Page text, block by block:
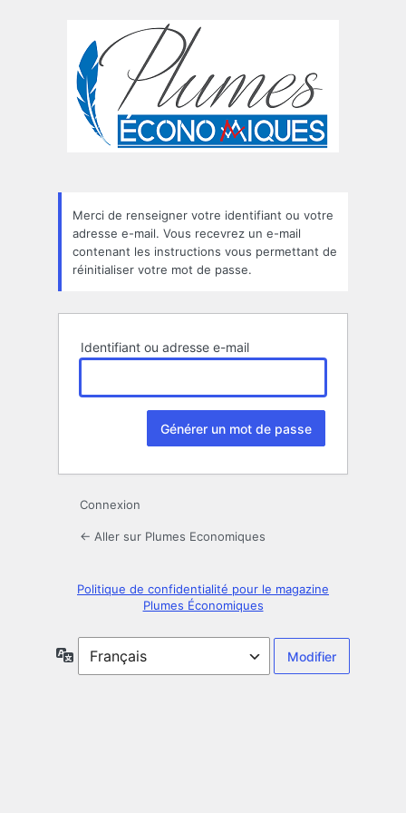
Merci de renseigner votre identifiant ou votre
adresse e-mail. Vous recevrez un e-mail
contenant les instructions vous permettant de
réinitialiser votre mot de passe.
Identifiant ou adresse e-mail
Connexion
← Aller sur Plumes Economiques
Politique de confidentialité pour le magazine
Plumes Économiques
Langue